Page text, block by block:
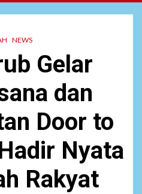
NEWS
Gelar
dan
Door to
Nyata
Rakyat